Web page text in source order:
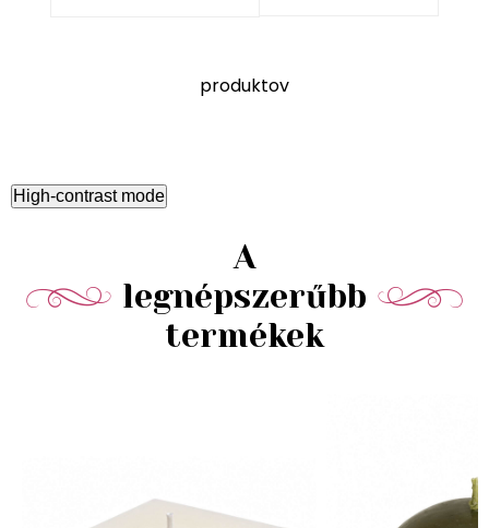
produktov
High-contrast mode
A
legnépszerűbb
termékek